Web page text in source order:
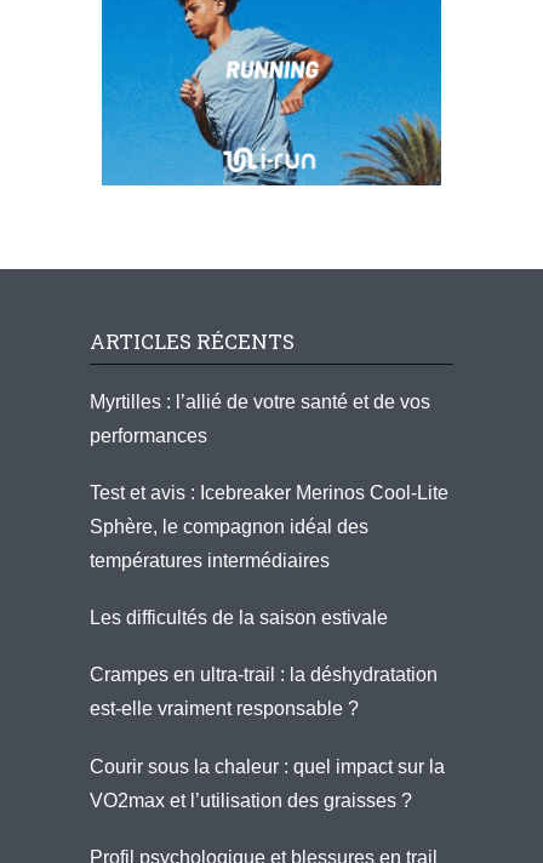
ARTICLES RÉCENTS
Myrtilles : l’allié de votre santé et de vos
performances
Test et avis : Icebreaker Merinos Cool-Lite
Sphère, le compagnon idéal des
températures intermédiaires
Les difficultés de la saison estivale
Crampes en ultra-trail : la déshydratation
est-elle vraiment responsable ?
Courir sous la chaleur : quel impact sur la
VO2max et l’utilisation des graisses ?
Profil psychologique et blessures en trail